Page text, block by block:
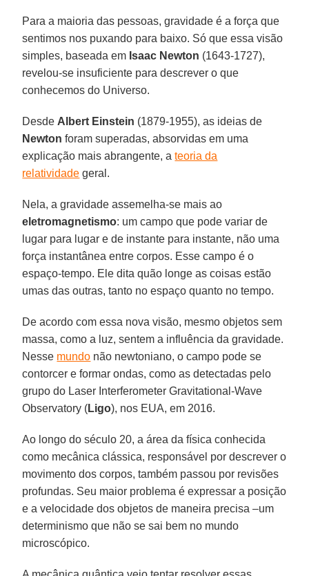
Para a maioria das pessoas, gravidade é a força que
sentimos nos puxando para baixo. Só que essa visão
simples, baseada em Isaac Newton (1643-1727),
revelou-se insuficiente para descrever o que
conhecemos do Universo.
Desde Albert Einstein (1879-1955), as ideias de
Newton foram superadas, absorvidas em uma
explicação mais abrangente, ateoria da
relatividade geral.
Nela, a gravidade assemelha-se mais ao
eletromagnetismo: um campo que pode variar de
lugar para lugar e de instante para instante, não uma
força instantânea entre corpos. Esse campo é o
espaço-tempo. Ele dita quão longe as coisas estão
umas das outras, tanto no espaço quanto no tempo.
De acordo com essa nova visão, mesmo objetos sem
massa, como a luz, sentem a influência da gravidade.
Nesse mundo não newtoniano, o campo pode se
contorcer e formar ondas, como as detectadas pelo
grupo do Laser Interferometer Gravitational-Wave
Observatory (Ligo), nos EUA, em 2016.
Ao longo do século 20, a área da física conhecida
como mecânica clássica, responsável por descrever o
movimento dos corpos, também passou por revisões
profundas. Seu maior problema é expressar a posição
e a velocidade dos objetos de maneira precisa –um
determinismo que não se sai bem no mundo
microscópico.